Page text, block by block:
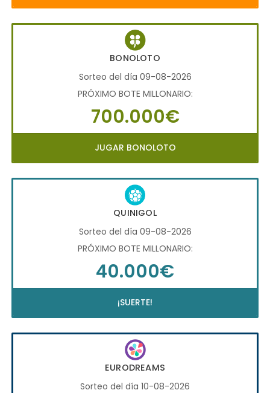
BONOLOTO
Sorteo del día 09-08-2026
PRÓXIMO BOTE MILLONARIO:
700.000€
JUGAR BONOLOTO
QUINIGOL
Sorteo del día 09-08-2026
PRÓXIMO BOTE MILLONARIO:
40.000€
¡SUERTE!
EURODREAMS
Sorteo del día 10-08-2026